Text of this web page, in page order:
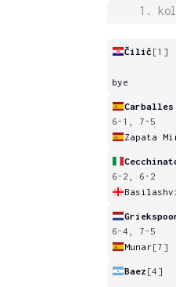
1.
Čilič [1]
bye
6-1, 7-5
6-2, 6-2
6-4, 7-5
Munar[7]
Baez [4]